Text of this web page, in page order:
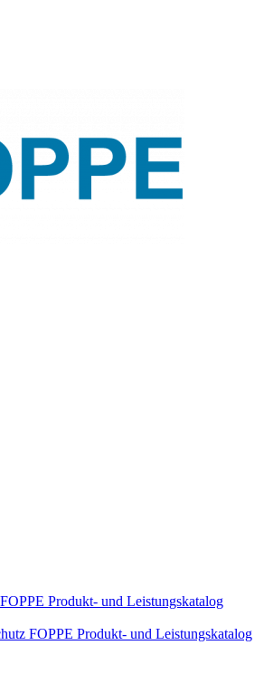
FOPPE Produkt- und Leistungskatalog
FOPPE Produkt- und Leistungskatalog